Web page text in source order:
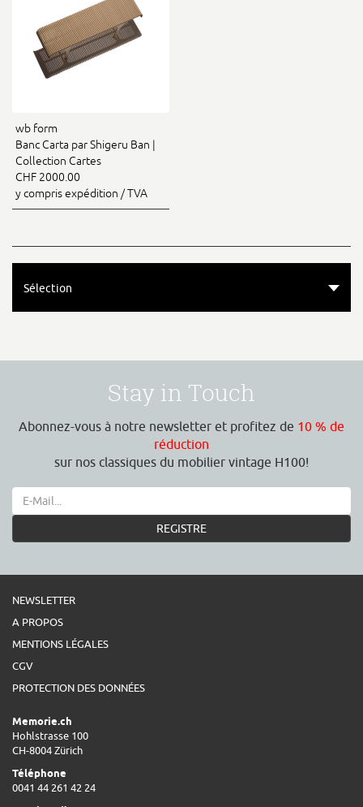
wb form
Banc Carta par Shigeru Ban |
Collection Cartes
CHF 2000.00
y compris expédition / TVA
Sélection
Stay in Touch
Abonnez-vous à notre newsletter et profitez de 10 % de
réduction
sur nos classiques du mobilier vintage H100!
REGISTRE
NEWSLETTER
A PROPOS
MENTIONS LÉGALES
CGV
PROTECTION DES DONNÉES
Memorie.ch
Hohlstrasse 100
CH-8004 Zürich
Téléphone
0041 44 261 42 24